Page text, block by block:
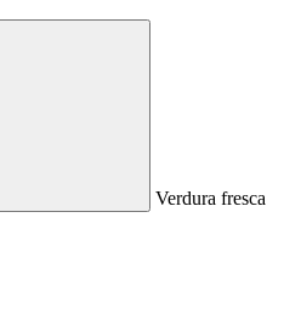
Verdura fresca